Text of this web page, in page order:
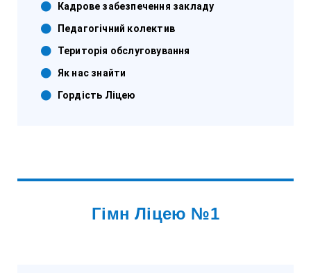
Кадрове забезпечення закладу
Педагогічний колектив
Територія обслуговування
Як нас знайти
Гордість Ліцею
Гімн Ліцею №1